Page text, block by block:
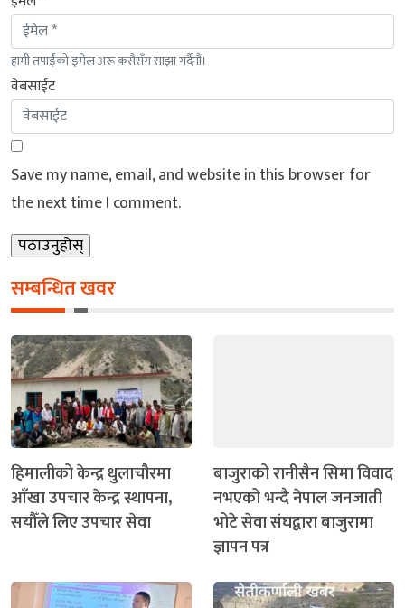
हामी तपाईंको इमेल अरू कसैसँग साझा गर्दैनौं।
वेबसाईट
Save my name, email, and website in this browser for
the next time I comment.
सम्बन्धित खवर
हिमालीको केन्द्र धुलाचौरमा
आँखा उपचार केन्द्र स्थापना,
सयौँले लिए उपचार सेवा
बाजुराको रानीसैन सिमा विवाद
नभएको भन्दै नेपाल जनजाती
भोटे सेवा संघद्वारा बाजुरामा
ज्ञापन पत्र